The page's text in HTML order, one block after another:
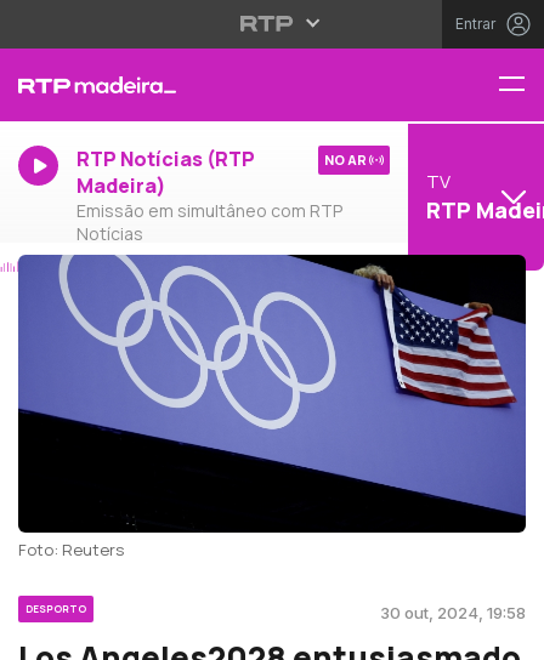
Entrar
RTP Notícias (RTP
Madeira)
Emissão em simultâneo com RTP
Notícias
NO AR
TV
RTP
Foto: Reuters
DESPORTO 30 out, 2024, 19:58